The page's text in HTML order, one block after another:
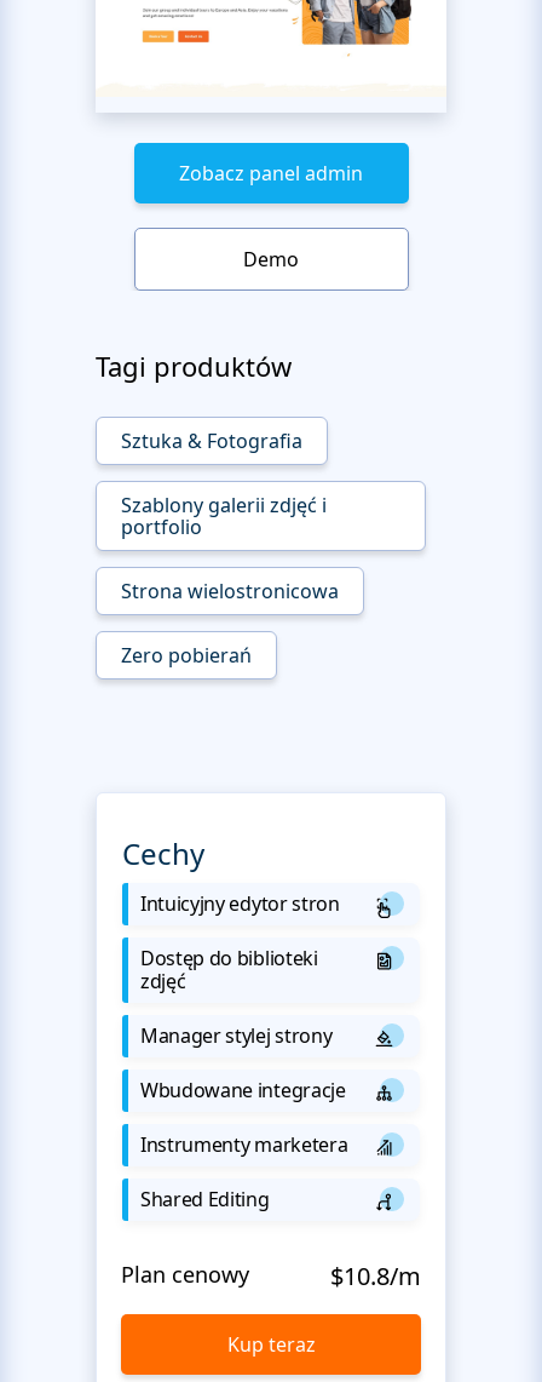
Zobacz panel admin
Demo
Tagi produktów
Sztuka & Fotografia
Szablony galerii zdjęć i
portfolio
Strona wielostronicowa
Zero pobierań
Cechy
Intuicyjny edytor stron
Dostęp do biblioteki
zdjęć
Manager stylej strony
Wbudowane integracje
Instrumenty marketera
Shared Editing
Plan cenowy $10.8/m
Kup teraz